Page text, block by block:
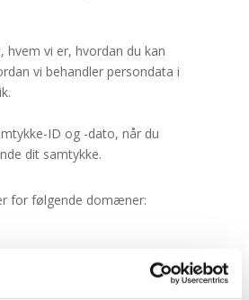
hvem vi er, hvordan du kan
vi behandler persondata i
ID og -dato, når du
dit samtykke.
for følgende domæner: